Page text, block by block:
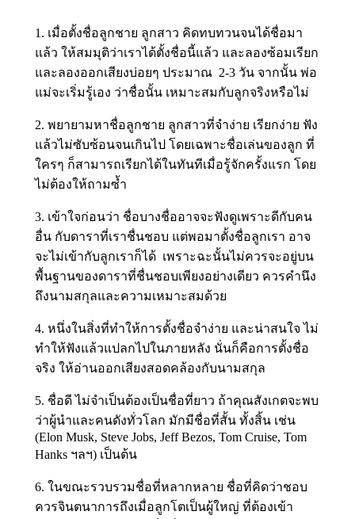
1. เมื่อตั้งชื่อลูกชาย ลูกสาว คิดทบทวนจนได้ชื่อมา
แล้ว ให้สมมุติว่าเราได้ตั้งชื่อนี้แล้ว และลองซ้อมเรียก
และลองออกเสียงบ่อยๆ ประมาณ 2-3 วัน จากนั้น พ่อ
แม่จะเริ่มรู้เอง ว่าชื่อนั้น เหมาะสมกับลูกจริงหรือไม่
2. พยายามหาชื่อลูกชาย ลูกสาวที่จำง่าย เรียกง่าย ฟัง
แล้วไม่ซับซ้อนจนเกินไป โดยเฉพาะชื่อเล่นของลูก ที่
ใครๆ ก็สามารถเรียกได้ในทันทีเมื่อรู้จักครั้งแรก โดย
ไม่ต้องให้ถามซ้ำ
3. เข้าใจก่อนว่า ชื่อบางชื่ออาจจะฟังดูเพราะดีกับคน
อื่น กับดาราที่เราชื่นชอบ แต่พอมาตั้งชื่อลูกเรา อาจ
จะไม่เข้ากับลูกเราก็ได้ เพราะฉะนั้นไม่ควรจะอยู่บน
พื้นฐานของดาราที่ชื่นชอบเพียงอย่างเดียว ควรคำนึง
ถึงนามสกุลและความเหมาะสมด้วย
4. หนึ่งในสิ่งที่ทำให้การตั้งชื่อจำง่าย และน่าสนใจ ไม่
ทำให้ฟังแล้วแปลกไปในภายหลัง นั่นก็คือการตั้งชื่อ
จริง ให้อ่านออกเสียงสอดคล้องกับนามสกุล
5. ชื่อดี ไม่จำเป็นต้องเป็นชื่อที่ยาว ถ้าคุณสังเกตจะพบ
ว่าผู้นำและคนดังทั่วโลก มักมีชื่อที่สั้น ทั้งสิ้น เช่น
(Elon Musk, Steve Jobs, Jeff Bezos, Tom Cruise, Tom
Hanks ฯลฯ) เป็นต้น
6. ในขณะรวบรวมชื่อที่หลากหลาย ชื่อที่คิดว่าชอบ
ควรจินตนาการถึงเมื่อลูกโตเป็นผู้ใหญ่ ที่ต้องเข้า